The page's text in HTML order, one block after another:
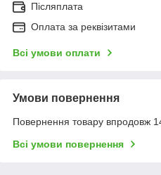
Післяплата
Оплата за реквізитами
Всі умови оплати
Умови повернення
Повернення товару впродовж
Всі умови повернення